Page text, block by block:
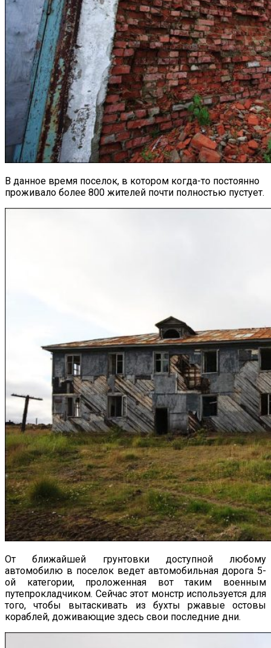
В данное время поселок, в котором когда-то постоянно
проживало более 800 жителей почти полностью пустует.
От ближайшей грунтовки доступной любому
автомобилю в поселок ведет автомобильная дорога 5-
ой категории, проложенная вот таким военным
путепрокладчиком. Сейчас этот монстр используется для
того, чтобы вытаскивать из бухты ржавые остовы
кораблей, доживающие здесь свои последние дни.